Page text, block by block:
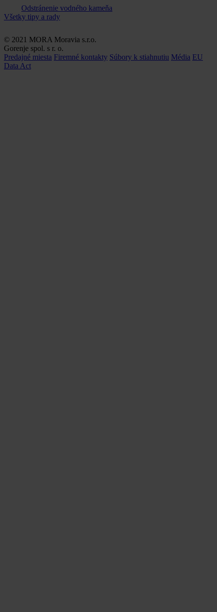
Odstránenie vodného kameňa
Všetky tipy a rady
© 2021 MORA Moravia s.r.o.
Gorenje spol. s r. o.
Predajné miesta Firemné kontakty Súbory k stiahnutiu Média EU
Data Act